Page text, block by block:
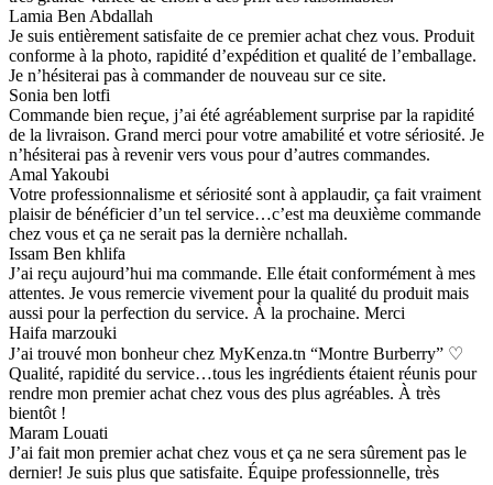
Lamia Ben Abdallah
Je suis entièrement satisfaite de ce premier achat chez vous. Produit
conforme à la photo, rapidité d’expédition et qualité de l’emballage.
Je n’hésiterai pas à commander de nouveau sur ce site.
Sonia ben lotfi
Commande bien reçue, j’ai été agréablement surprise par la rapidité
de la livraison. Grand merci pour votre amabilité et votre sériosité. Je
n’hésiterai pas à revenir vers vous pour d’autres commandes.
Amal Yakoubi
Votre professionnalisme et sériosité sont à applaudir, ça fait vraiment
plaisir de bénéficier d’un tel service…c’est ma deuxième commande
chez vous et ça ne serait pas la dernière nchallah.
Issam Ben khlifa
J’ai reçu aujourd’hui ma commande. Elle était conformément à mes
attentes. Je vous remercie vivement pour la qualité du produit mais
aussi pour la perfection du service. À la prochaine. Merci
Haifa marzouki
J’ai trouvé mon bonheur chez MyKenza.tn “Montre Burberry” ♡
Qualité, rapidité du service…tous les ingrédients étaient réunis pour
rendre mon premier achat chez vous des plus agréables. À très
bientôt !
Maram Louati
J’ai fait mon premier achat chez vous et ça ne sera sûrement pas le
dernier! Je suis plus que satisfaite. Équipe professionnelle, très